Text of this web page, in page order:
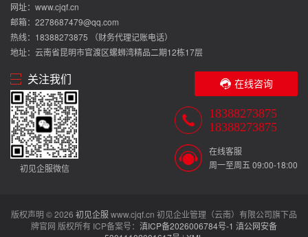
网址：www.cjqf.cn
邮箱：2278687479@qq.com
热线：18388273875 （财务代理记账电话）
地址：云南省昆明市官渡区螺蛳湾精品二期12栋17层
关注我们
初见企服微信
在线咨询
18388273875
18388273875
在线客服
周一至周五 09:00-18:00
版权声明 © 2026 初见企服 www.cjqf.cn 初见企业管理（云南）有限公司旗下品
牌官网 版权所有 ICP备案号： 滇ICP备2026006784号-1 滇公网安备